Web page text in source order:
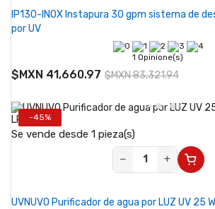
IP130-INOX Instapura 30 gpm sistema de
por UV
1 Opinione(s)
$MXN 41,660.97 $MXN 83,321.94
-45%
Se vende desde 1 pieza(s)
−
+
UVNUVO Purificador de agua por LUZ UV 25